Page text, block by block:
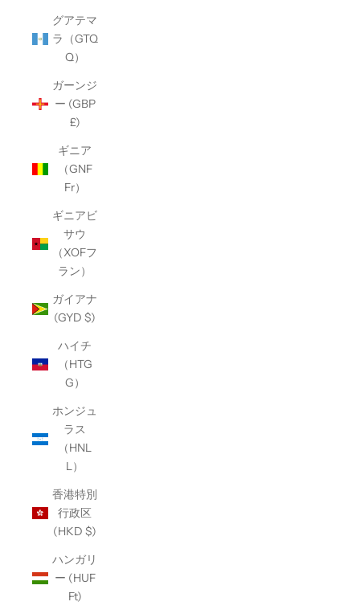
グアテマ
ラ（GTQ
Q）
ガーンジ
ー (GBP
£)
ギニア
（GNF
Fr）
ギニアビ
サウ
（XOFフ
ラン）
ガイアナ
(GYD $)
ハイチ
（HTG
G）
ホンジュ
ラス
（HNL
L）
香港特別
行政区
(HKD $)
ハンガリ
ー (HUF
Ft)